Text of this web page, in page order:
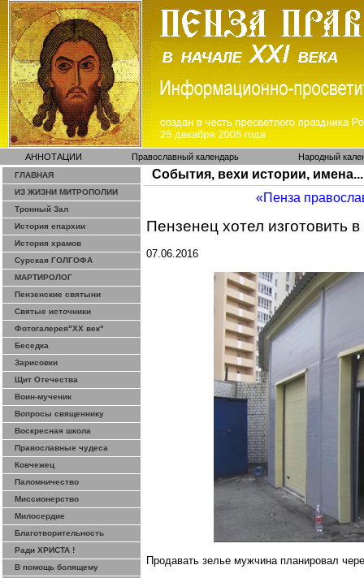
АННОТАЦИИ Православный календарь Народный
ГЛАВНАЯ
ИЗ ЖИЗНИ МИТРОПОЛИИ
Тронный Зал
История епархии
История храмов
Сурская ГОЛГОФА
МАРТИРОЛОГ
Пензенские святыни
Святые источники
Фотогалерея"ХХ век"
Беседка
Зарисовки
Щит Отечества
Воин-мученик
Вопросы священнику
Воскресная школа
Православные чудеса
Ковчежец
Паломничество
Миссионерство
Милосердие
Благотворительность
Ради ХРИСТА !
В помощь болящему
События, вехи истории, имена...
«Пенза
Пензенец хотел изготовить в
07.06.2016
Продавать зелье мужчина планировал